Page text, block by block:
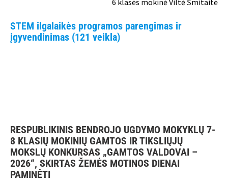
STEM ilgalaikės programos parengimas ir
įgyvendinimas (121 veikla)
RESPUBLIKINIS BENDROJO UGDYMO MOKYKLŲ 7-
8 KLASIŲ MOKINIŲ GAMTOS IR TIKSLIŲJŲ
MOKSLŲ KONKURSAS „GAMTOS VALDOVAI –
2026“, SKIRTAS ŽEMĖS MOTINOS DIENAI
PAMINĖTI